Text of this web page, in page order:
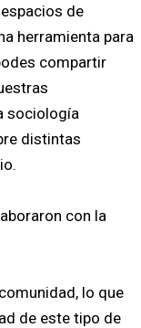
de
herramienta para
compartir
sociología
distintas
con la
lo que
de este tipo de